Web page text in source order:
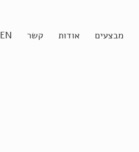
מבצעים אודות קשר EN